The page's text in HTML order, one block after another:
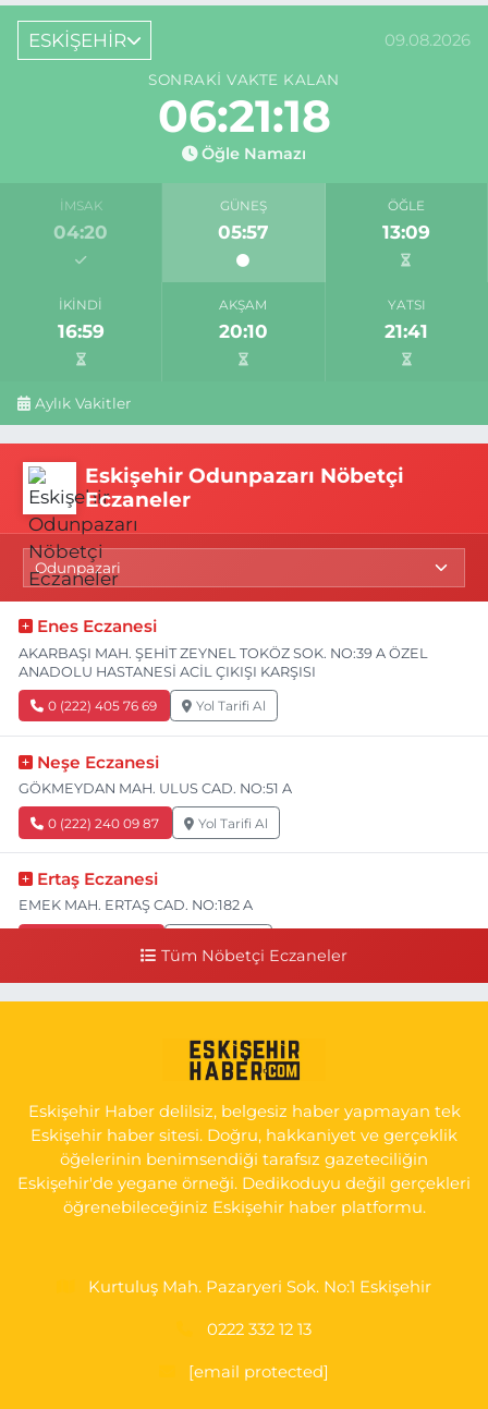
ESKİŞEHİR 09.08.2026
SONRAKI VAKTE KALAN
06:21:17
Öğle Namazı
İMSAK
04:20
GÜNEŞ
05:57
ÖĞLE
13:09
İKINDI
16:59
AKŞAM
20:10
YATSI
21:41
Aylık Vakitler
Eskişehir Odunpazarı Nöbetçi
Eczaneler
Enes Eczanesi
AKARBAŞI MAH. ŞEHİT ZEYNEL TOKÖZ SOK. NO:39 A ÖZEL
ANADOLU HASTANESİ ACİL ÇIKIŞI KARŞISI
0 (222) 405 76 69 Yol Tarifi Al
Neşe Eczanesi
GÖKMEYDAN MAH. ULUS CAD. NO:51 A
0 (222) 240 09 87 Yol Tarifi Al
Ertaş Eczanesi
EMEK MAH. ERTAŞ CAD. NO:182 A
YAN SOKAĞI POLİKLİNİK KAPISI TAM KARŞISI I
Yol Tarifi Al
Tüm Nöbetçi Eczaneler
Eskişehir Haber delilsiz, belgesiz haber yapmayan tek
Eskişehir haber sitesi. Doğru, hakkaniyet ve gerçeklik
öğelerinin benimsendiği tarafsız gazeteciliğin
Eskişehir'de yegane örneği. Dedikoduyu değil gerçekleri
öğrenebileceğiniz Eskişehir haber platformu.
Kurtuluş Mah. Pazaryeri Sok. No:1 Eskişehir
0222 332 12 13
[email protected]